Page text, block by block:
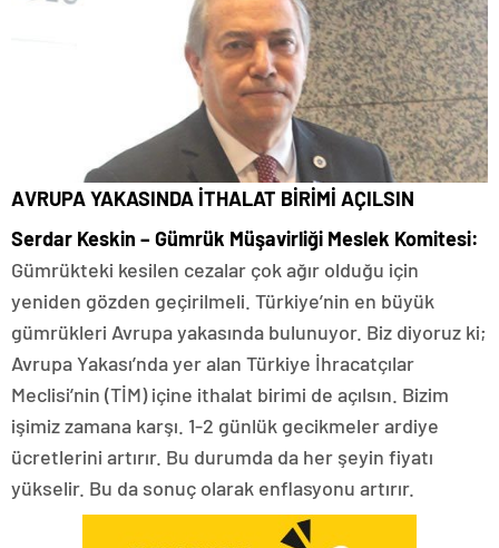
AVRUPA YAKASINDA İTHALAT BİRİMİ AÇILSIN
Serdar Keskin – Gümrük Müşavirliği Meslek Komitesi:
Gümrükteki kesilen cezalar çok ağır olduğu için
yeniden gözden geçirilmeli. Türkiye’nin en büyük
gümrükleri Avrupa yakasında bulunuyor. Biz diyoruz ki;
Avrupa Yakası’nda yer alan Türkiye İhracatçılar
Meclisi’nin (TİM) içine ithalat birimi de açılsın. Bizim
işimiz zamana karşı. 1-2 günlük gecikmeler ardiye
ücretlerini artırır. Bu durumda da her şeyin fiyatı
yükselir. Bu da sonuç olarak enflasyonu artırır.